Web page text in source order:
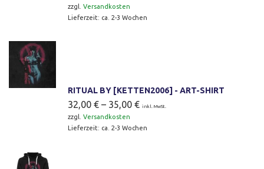
zzgl. Versandkosten
Lieferzeit: ca. 2-3 Wochen
RITUAL BY [KETTEN2006] - ART-SHIRT
32,00 € – 35,00 € inkl. MwSt.
zzgl. Versandkosten
Lieferzeit: ca. 2-3 Wochen